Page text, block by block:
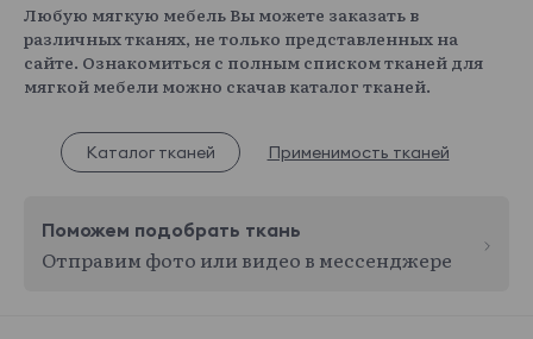
Любую мягкую мебель Вы можете заказать в
различных тканях, не только представленных на
сайте. Ознакомиться с полным списком тканей для
мягкой мебели можно скачав каталог тканей.
Каталог тканей Применимость тканей
Поможем подобрать ткань
Отправим фото или видео в мессенджере